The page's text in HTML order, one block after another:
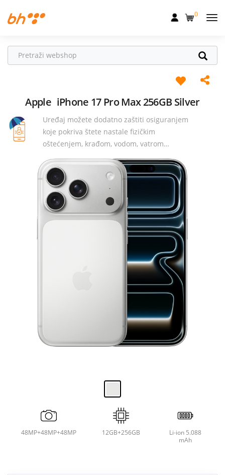
Fiksna
Televizija
Dom
Uređaji
Pogodnosti
0
Apple iPhone 17 Pro Max 256GB Silver
Uređaj možete dodatno zaštiti osiguranjem
koje pokriva štete nastale fizičkim
oštećenjem, krađom, vodom, vatrom…
48MP+48MP+48MP 12GB+256GB
Li-ion 5.088
mAh